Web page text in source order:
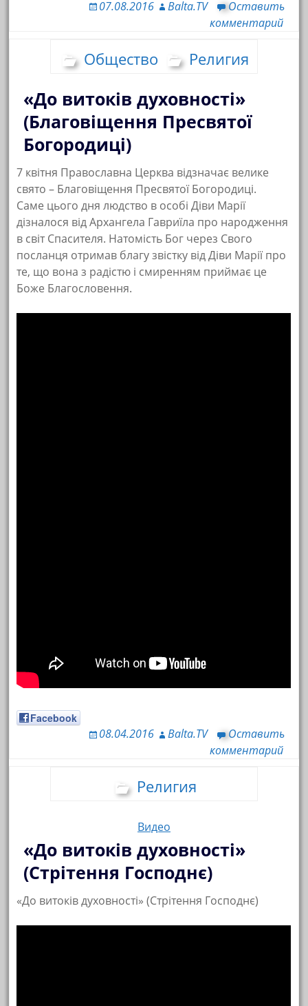
07.08.2016 Balta.TV
Оставить
комментарий
Общество Религия
«До витоків духовності»
(Благовіщення Пресвятої
Богородиці)
7 квітня Православна Церква відзначає велике
свято – Благовіщення Пресвятої Богородиці.
Саме цього дня людство в особі Діви Марії
дізналося від Архангела Гавриїла про народження
в світ Спасителя. Натомість Бог через Свого
посланця отримав благу звістку від Діви Марії про
те, що вона з радістю і смиренням приймає це
Боже Благословення.
Facebook
08.04.2016 Balta.TV
Оставить
комментарий
Религия
Видео
«До витоків духовності»
(Стрітення Господнє)
«До витоків духовності» (Стрітення Господнє)